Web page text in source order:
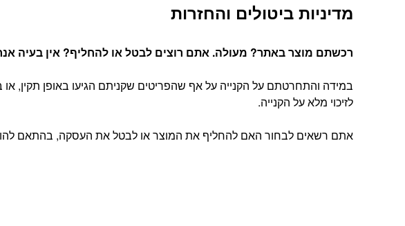
מדיניות ביטולים והחזרות
רכשתם מוצר באתר? מעולה. אתם רוצים לבטל או להחליף? אין בעיה
במידה והתחרטתם על הקנייה על אף שהפריטים שקניתם הגיעו באופן תקין,
לזיכוי מלא על הקנייה.
אתם רשאים לבחור האם להחליף את המוצר או לבטל את העסקה, בהתאם להוראות חוק הגנת הצרכן,